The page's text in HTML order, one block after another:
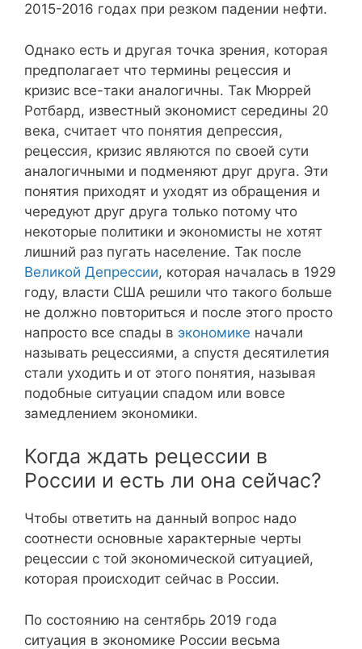
2015-2016 годах при резком падении нефти.
Однако есть и другая точка зрения, которая
предполагает что термины рецессия и
кризис все-таки аналогичны. Так Мюррей
Ротбард, известный экономист середины 20
века, считает что понятия депрессия,
рецессия, кризис являются по своей сути
аналогичными и подменяют друг друга. Эти
понятия приходят и уходят из обращения и
чередуют друг друга только потому что
некоторые политики и экономисты не хотят
лишний раз пугать население. Так после
Великой Депрессии, которая началась в 1929
году, власти США решили что такого больше
не должно повториться и после этого просто
напросто все спады в экономике начали
называть рецессиями, а спустя десятилетия
стали уходить и от этого понятия, называя
подобные ситуации спадом или вовсе
замедлением экономики.
Когда ждать рецессии в
России и есть ли она сейчас?
Чтобы ответить на данный вопрос надо
соотнести основные характерные черты
рецессии с той экономической ситуацией,
которая происходит сейчас в России.
По состоянию на сентябрь 2019 года
ситуация в экономике России весьма